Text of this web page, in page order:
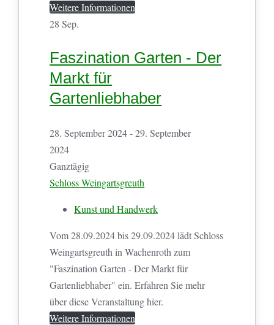
Weitere Informationen
28 Sep.
Faszination Garten - Der
Markt für
Gartenliebhaber
28. September 2024 - 29. September
2024
Ganztägig
Schloss Weingartsgreuth
Kunst und Handwerk
Vom 28.09.2024 bis 29.09.2024 lädt Schloss
Weingartsgreuth in Wachenroth zum
"Faszination Garten - Der Markt für
Gartenliebhaber" ein. Erfahren Sie mehr
über diese Veranstaltung hier.
Weitere Informationen